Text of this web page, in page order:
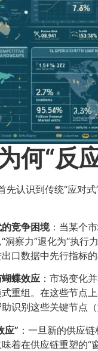
何“反
认识到传统“应对
竞争困境：当某个
洞察力”退化为“执
口数据中先行指标
蝶效应 ：市场变化
重组。在这些节点
识别这些关键节点
应”​ ：一旦新的供应
着在供应链重塑